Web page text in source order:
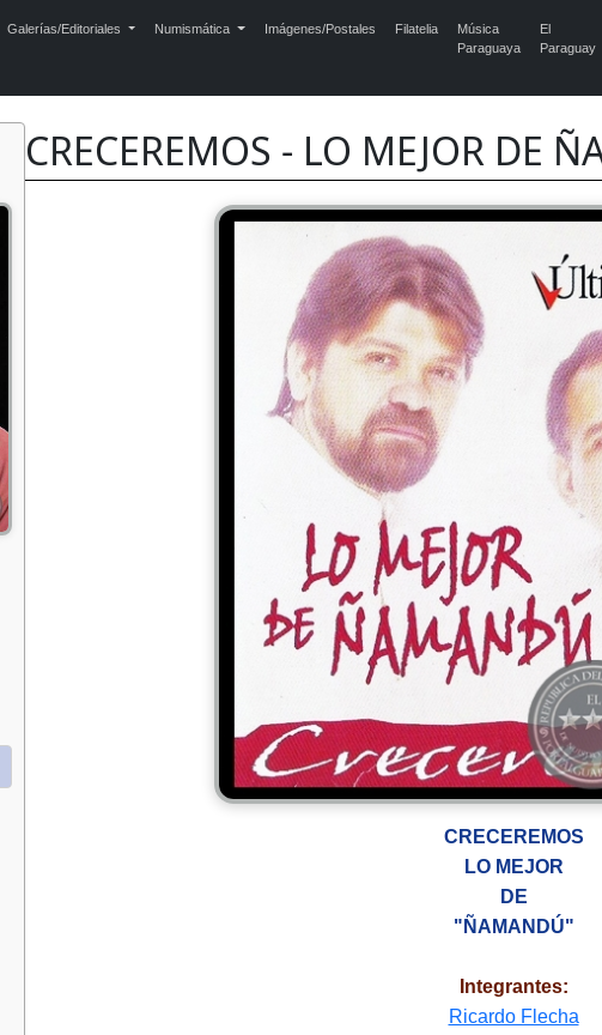
Galerías/Editoriales Numismática Imágenes/Postales Filatelia
Música
Paraguaya
El
Paraguay
CRECEREMOS - LO MEJOR DE
CRECEREMOS
LO MEJOR
DE
"ÑAMANDÚ"
Integrantes:
Ricardo Flecha